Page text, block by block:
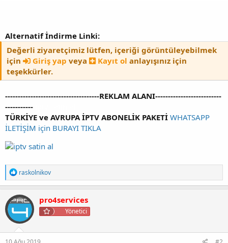
Alternatifİndirme Linki:
Değerli ziyaretçimiz lütfen, içeriği görüntüleyebilmek
için
Giriş yap veya Kayıt ol anlayışınız için
teşekkürler.
-------------------------------------REKLAM ALANI--------------------------
-----------
TÜRKİYE ve AVRUPA İPTV ABONELİK PAKETİ WHATSAPP
İLETİŞİM için BURAYI TIKLA
T
e
p
k
i
l
e
r
raskolnikov
pro4services
Yönetici